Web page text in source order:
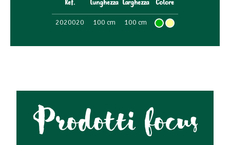
Ref. Lunghezza Larghezza Colore
2020020 100 cm 100 cm
Prodotti focus